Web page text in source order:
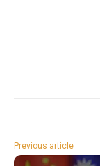
Previous article